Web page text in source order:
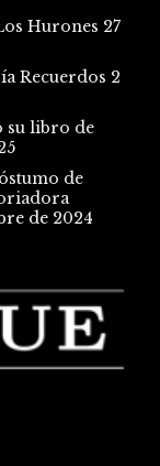
Hurones 27
Recuerdos 2
su libro de
de
de 2024